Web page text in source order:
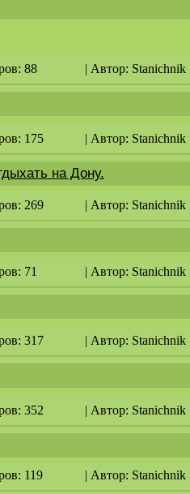
88 | Автор: Stanichnik
175 | Автор: Stanichnik
на Дону.
269 | Автор: Stanichnik
71 | Автор: Stanichnik
317 | Автор: Stanichnik
352 | Автор: Stanichnik
119 | Автор: Stanichnik